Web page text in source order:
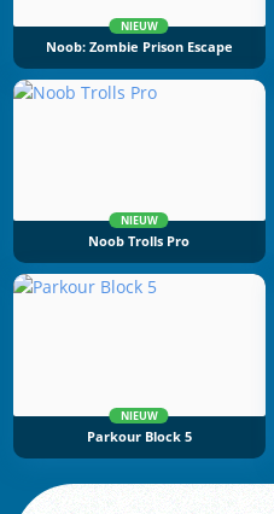
NIEUW
Noob: Zombie Prison Escape
NIEUW
Noob Trolls Pro
NIEUW
Parkour Block 5